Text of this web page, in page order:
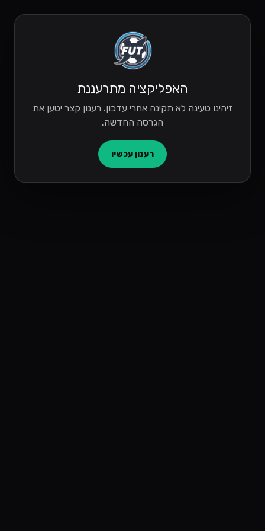
האפליקציה מתרעננת
זיהינו טעינה לא תקינה אחרי עדכון. רענון קצר יטען את
הגרסה החדשה.
רענון עכשיו